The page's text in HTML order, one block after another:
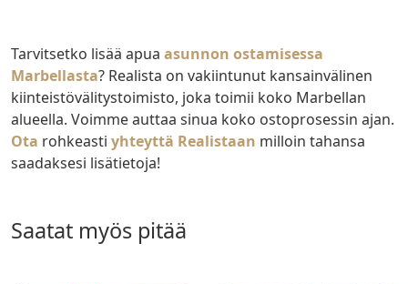
Tarvitsetko lisää apua asunnon ostamisessa
Marbellasta? Realista on vakiintunut kansainvälinen
kiinteistövälitystoimisto, joka toimii koko Marbellan
alueella. Voimme auttaa sinua koko ostoprosessin ajan.
Ota rohkeasti yhteyttä Realistaan milloin tahansa
saadaksesi lisätietoja!
saatat myös pitää